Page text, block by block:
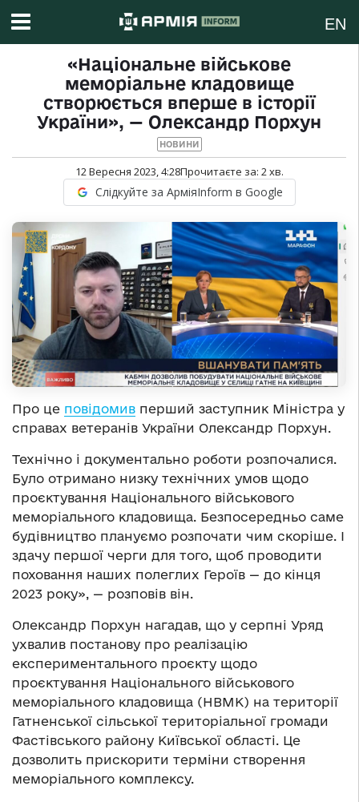
EN
«Національне військове
меморіальне кладовище
створюється вперше в історії
України», — Олександр Порхун
НОВИНИ
12 Вересня 2023, 4:28Прочитаєте за: 2хв.
Слідкуйте за АрміяInform в Google
Про це повідомив перший заступник Міністра у
справах ветеранів України Олександр Порхун.
Технічно і документально роботи розпочалися.
Було отримано низку технічних умов щодо
проєктування Національного військового
меморіального кладовища. Безпосередньо саме
будівництво плануємо розпочати чим скоріше. І
здачу першої черги для того, щоб проводити
поховання наших полеглих Героїв — до кінця
2023 року», — розповів він.
Олександр Порхун нагадав, що у серпні Уряд
ухвалив постанову про реалізацію
експериментального проєкту щодо
проєктування Національного військового
меморіального кладовища (НВМК) на території
Гатненської сільської територіальної громади
Фастівського району Київської області. Це
дозволить прискорити терміни створення
меморіального комплексу.